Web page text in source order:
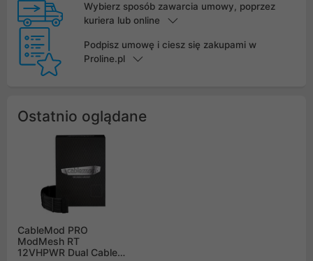
Wybierz sposób zawarcia umowy, poprzez
kuriera lub online
Podpisz umowę i ciesz się zakupami w
Proline.pl
Ostatnio oglądane
CableMod PRO
ModMesh RT
12VHPWR Dual Cable